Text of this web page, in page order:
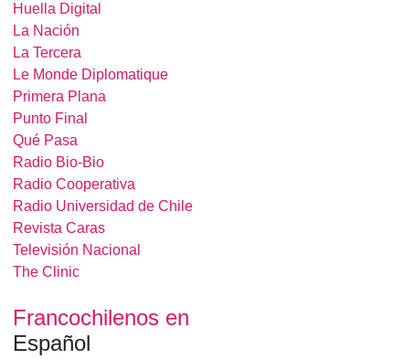
Huella Digital
La Nación
La Tercera
Le Monde Diplomatique
Primera Plana
Punto Final
Qué Pasa
Radio Bio-Bio
Radio Cooperativa
Radio Universidad de Chile
Revista Caras
Televisión Nacional
The Clinic
Francochilenos en
Español